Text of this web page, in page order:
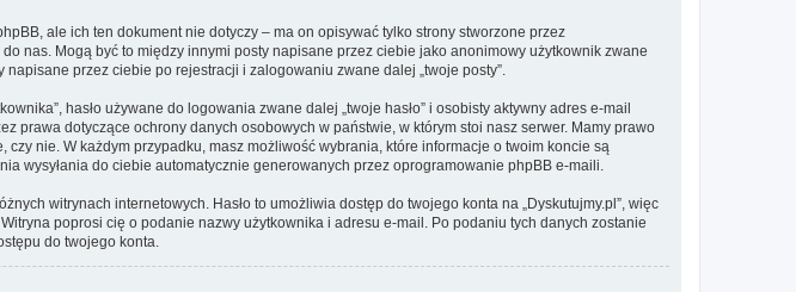
ale ich ten dokument nie dotyczy – ma on opisywać tylko strony stworzone przez
nas. Mogą być to między innymi posty napisane przez ciebie jako anonimowy użytkownik zwane
napisane przez ciebie po rejestracji i zalogowaniu zwane dalej „twoje posty”.
hasło używane do logowania zwane dalej „twoje hasło” i osobisty aktywny adres e-mail
prawa dotyczące ochrony danych osobowych w państwie, w którym stoi nasz serwer. Mamy prawo
nie. W każdym przypadku, masz możliwość wybrania, które informacje o twoim koncie są
wysyłania do ciebie automatycznie generowanych przez oprogramowanie phpBB e-maili.
witrynach internetowych. Hasło to umożliwia dostęp do twojego konta na „Dyskutujmy.pl”, więc
Witryna poprosi cię o podanie nazwy użytkownika i adresu e-mail. Po podaniu tych danych zostanie
do twojego konta.